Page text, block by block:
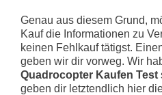
Genau aus diesem Grund,
Kauf die Informationen zu
keinen Fehlkauf tätigst.
geben wir dir vorweg. Wir
Quadrocopter Kaufen Test
geben dir letztendlich hier